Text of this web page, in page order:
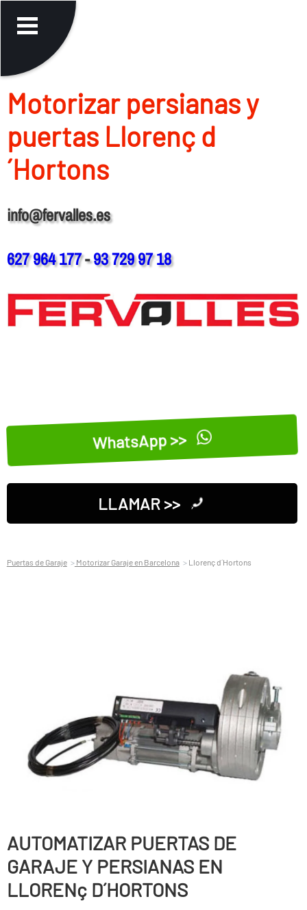
Motorizar persianas y
puertas Llorenç d
´Hortons
info@fervalles.es
627 964 177-93 729 97 18
WhatsApp >>
LLAMAR >>
Puertas de Garaje Motorizar Garaje en Barcelona Llorenç d´Hortons
AUTOMATIZAR PUERTAS DE
GARAJE Y PERSIANAS EN
LLORENç D´HORTONS